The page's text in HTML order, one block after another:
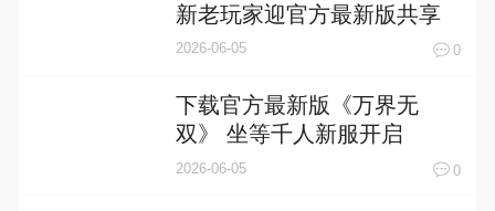
新老玩家迎官方最新版共享
多重礼遇
2026-06-05 0
下载官方最新版《万界无
双》 坐等千人新服开启
2026-06-05 0